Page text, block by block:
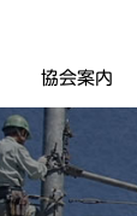
協会案内